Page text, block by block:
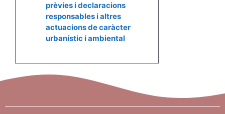
prèvies i declaracions
responsables i altres
actuacions de caràcter
urbanístic i ambiental